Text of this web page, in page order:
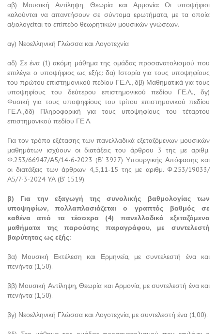
αβ) Μουσική Αντίληψη, Θεωρία και Αρμονία: Οι υποψήφιοι
καλούνται να απαντήσουν σε σύντομα ερωτήματα, με τα οποία
αξιολογείται το επίπεδο θεωρητικών μουσικών γνώσεων.
αγ) Νεοελληνική Γλώσσα και Λογοτεχνία
αδ) Σε ένα (1) ακόμη μάθημα της ομάδας προσανατολισμού που
επιλέγει ο υποψήφιος ως εξής: δα) Ιστορία για τους υποψηφίους
του πρώτου επιστημονικού πεδίου ΓΕ.Λ., δβ) Μαθηματικά για τους
υποψηφίους του δεύτερου επιστημονικού πεδίου ΓΕ.Λ., δγ)
Φυσική για τους υποψηφίους του τρίτου επιστημονικού πεδίου
ΓΕ.Λ.,δδ) Πληροφορική για τους υποψηφίους του τέταρτου
επιστημονικού πεδίου ΓΕ.Λ.
Για τον τρόπο εξέτασης των πανελλαδικά εξεταζόμενων μουσικών
μαθημάτων ισχύουν οι διατάξεις του άρθρου 3 της με αριθμ.
Φ.253/66947/Α5/14-6-2023 (Β’ 3927) Υπουργικής Απόφασης και
οι διατάξεις των άρθρων 4,5,11-15 της με αριθμ. Φ.253/19033/
Α5/7-3-2024 ΥΑ (Β’ 1519).
β) Για την εξαγωγή της συνολικής βαθμολογίας των
υποψηφίων, πολλαπλασιάζεται ο γραπτός βαθμός σε
καθένα από τα τέσσερα (4) πανελλαδικά εξεταζόμενα
μαθήματα της παρούσης παραγράφου, με συντελεστή
βαρύτητας ως εξής:
βα) Μουσική Εκτέλεση και Ερμηνεία, με συντελεστή ένα και
πενήντα (1,50).
ββ) Μουσική Αντίληψη, Θεωρία και Αρμονία, με συντελεστή ένα και
πενήντα (1,50).
βγ) Νεοελληνική Γλώσσα και Λογοτεχνία, με συντελεστή ένα (1,00).